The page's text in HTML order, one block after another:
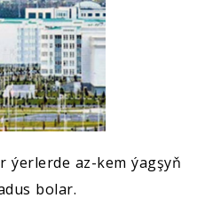
ýerlerde az-kem ýagşyň
bolar.